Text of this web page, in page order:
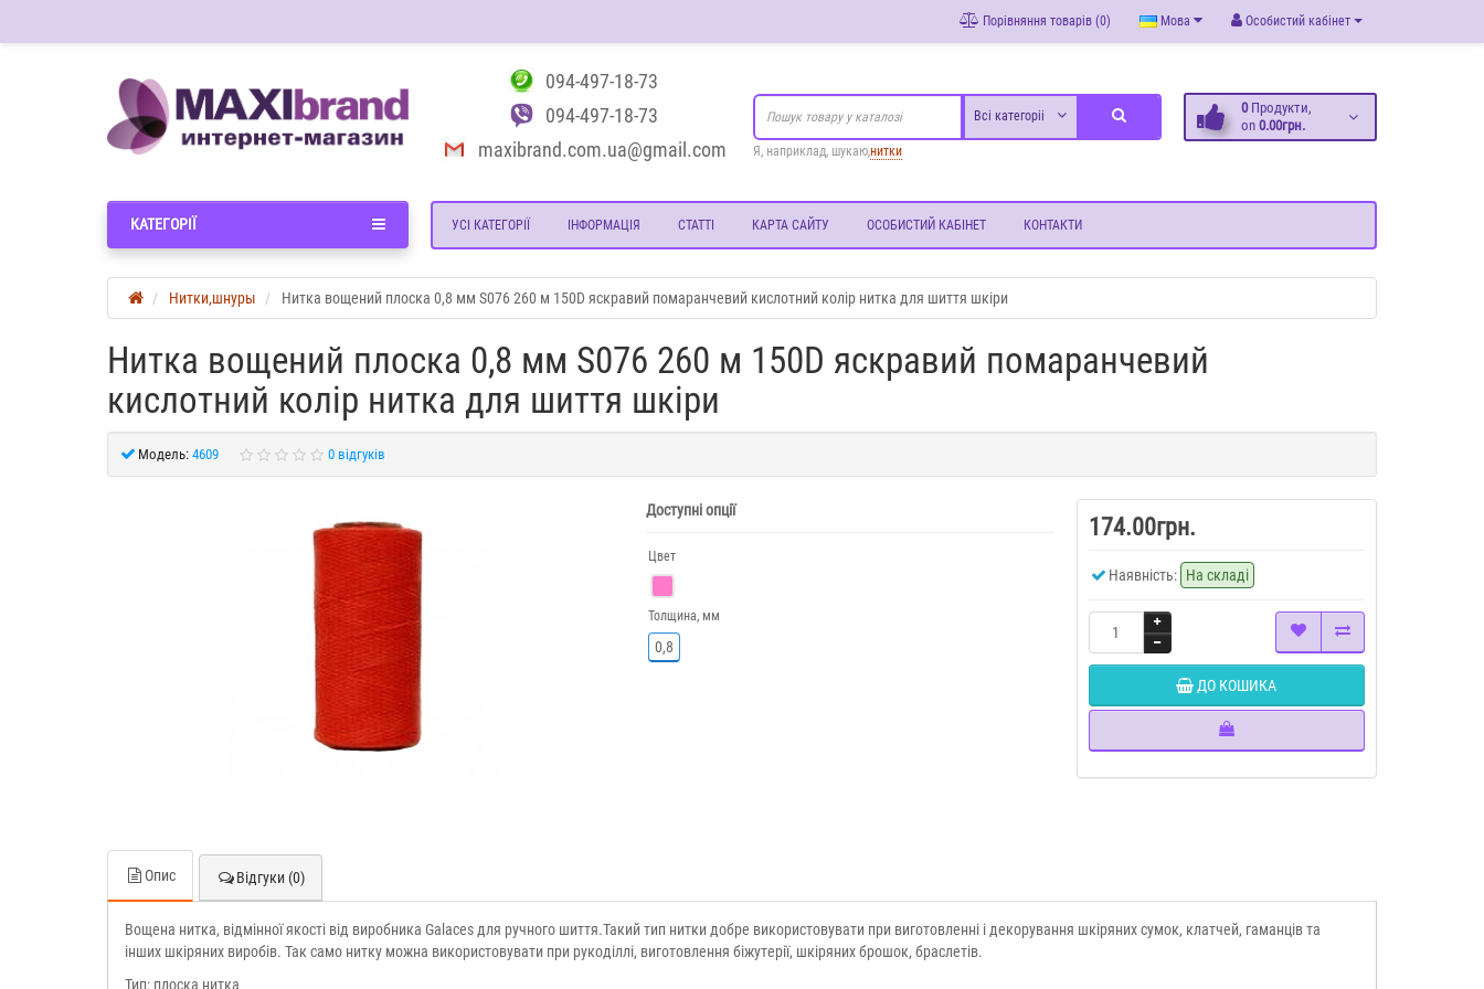
Особистий кабінет
Мова
Порівняння товарів (0)
094-497-18-73
094-497-18-73
maxibrand.com.ua@gmail.com
0 Продукти,
on 0.00грн.
Всі категоріі
Я, наприклад, шукаю,нитки
УСІ КАТЕГОРІЇ ІНФОРМАЦІЯ СТАТТІ КАРТА САЙТУ ОСОБИСТИЙ КАБІНЕТ КОНТАКТИ
КАТЕГОРІЇ
Нитки,шнуры Нитка вощений плоска 0,8 мм S076 260 м 150D яскравий помаранчевий кислотний колір нитка для шиття шкіри
Нитка вощений плоска 0,8 мм S076 260 м 150D яскравий помаранчевий
кислотний колір нитка для шиття шкіри
Модель: 4609 0 відгуків
Доступні опції
Цвет
Толщина, мм
0,8
174.00грн.
Наявність: На складі
ДО КОШИКА
Опис Відгуки (0)
Вощена нитка, відмінної якості від виробника Galaces для ручного шиття.Такий тип нитки добре використовувати при виготовленні і декорування шкіряних сумок, клатчей, гаманців та
інших шкіряних виробів. Так само нитку можна використовувати при рукоділлі, виготовлення біжутерії, шкіряних брошок, браслетів.
Тип: плоска нитка